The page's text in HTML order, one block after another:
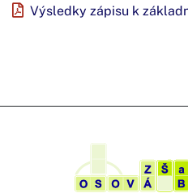
Výsledky zápisu k